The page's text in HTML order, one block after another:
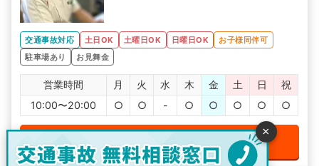
交通事故対応 土日OK 土曜日OK 日曜日OK
お子様同伴可
駐車場あり
お見舞金
営業時間 月 火 水 木 金 土 日
祝
10:00〜20:00
○ ○ - ○ ○ ○ ○ ○
電話で無料予約をする
×